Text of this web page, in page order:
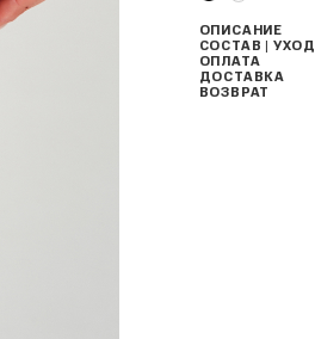
ОПИСАНИЕ
СОСТАВ | УХОД
ОПЛАТА
ДОСТАВКА
ВОЗВРАТ